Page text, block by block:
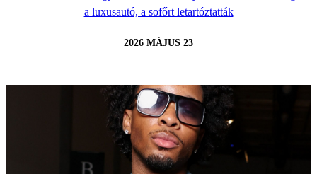
a luxusautó, a sofőrt letartóztatták
2026 MÁJUS 23